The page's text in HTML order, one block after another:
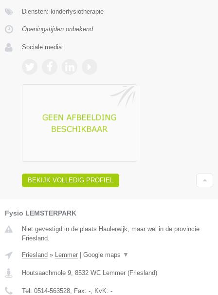
Diensten: kinderfysiotherapie
Openingstijden onbekend
Sociale media:
BEKIJK VOLLEDIG PROFIEL
Fysio LEMSTERPARK
Niet gevestigd in de plaats Haulerwijk, maar wel in de provincie
Friesland.
Friesland » Lemmer | Google maps ▼
Houtsaachmole 9 8532 WC Lemmer (Friesland)
Tel: 0514-563528 , Fax: - , KvK: -